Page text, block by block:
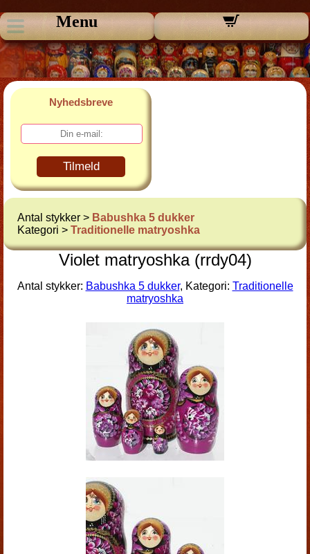
Menu
Nyhedsbreve
Tilmeld
Antal stykker > Babushka 5 dukker
Kategori > Traditionelle matryoshka
Violet matryoshka (rrdy04)
Antal stykker: Babushka 5 dukker, Kategori: Traditionelle
matryoshka